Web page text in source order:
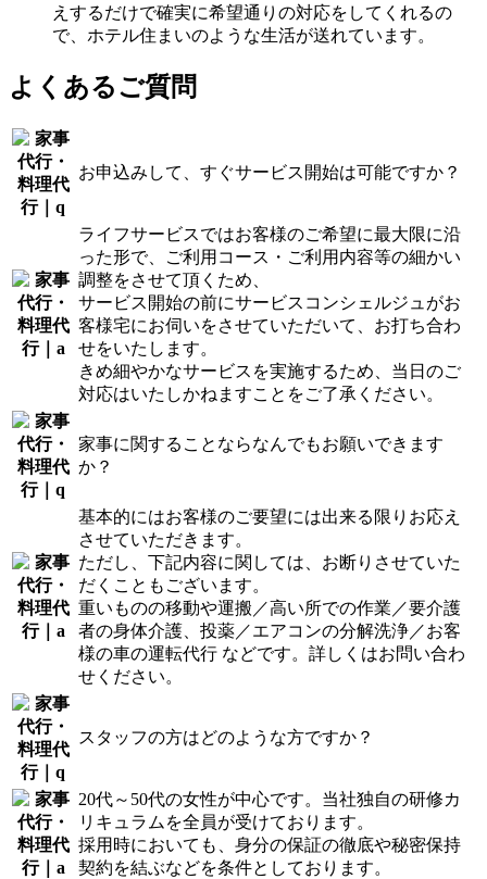
えするだけで確実に希望通りの対応をしてくれるの
で、ホテル住まいのような生活が送れています。
よくあるご質問
お申込みして、すぐサービス開始は可能ですか？
ライフサービスではお客様のご希望に最大限に沿
った形で、ご利用コース・ご利用内容等の細かい
調整をさせて頂くため、
サービス開始の前にサービスコンシェルジュがお
客様宅にお伺いをさせていただいて、お打ち合わ
せをいたします。
きめ細やかなサービスを実施するため、当日のご
対応はいたしかねますことをご了承ください。
家事に関することならなんでもお願いできます
か？
基本的にはお客様のご要望には出来る限りお応え
させていただきます。
ただし、下記内容に関しては、お断りさせていた
だくこともございます。
重いものの移動や運搬／高い所での作業／要介護
者の身体介護、投薬／エアコンの分解洗浄／お客
様の車の運転代行 などです。詳しくはお問い合わ
せください。
スタッフの方はどのような方ですか？
20代～50代の女性が中心です。当社独自の研修カ
リキュラムを全員が受けております。
採用時においても、身分の保証の徹底や秘密保持
契約を結ぶなどを条件としております。